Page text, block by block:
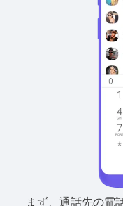
まず、通話先の電